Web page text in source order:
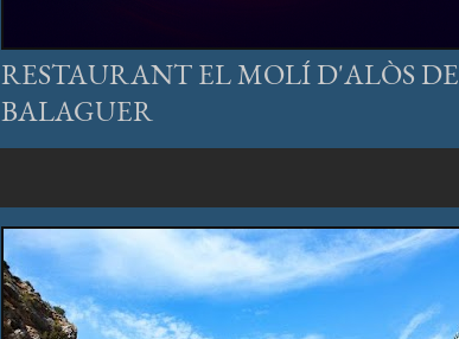
RESTAURANT EL MOLÍ D'ALÒS DE
BALAGUER